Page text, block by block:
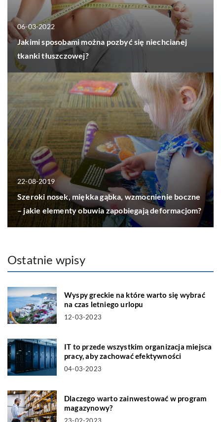
06-03-2022
Jakimi sposobami można pozbyć się niechcianej
tkanki tłuszczowej?
22-08-2019
Szeroki nosek, miękka gąbka, wzmocnienie boczne
– jakie elementy obuwia zapobiegają deformacjom?
Ostatnie wpisy
Wyspy greckie na które warto się wybrać
na czas letniego urlopu
12-03-2023
IT to przede wszystkim organizacja miejsca
pracy, aby zachować efektywności
04-03-2023
Dlaczego warto zainwestować w program
magazynowy?
23-02-2023